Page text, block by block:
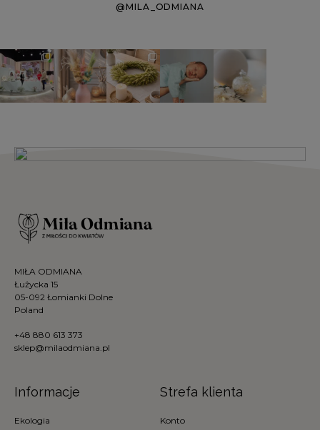
@MILA_ODMIANA
MIŁA ODMIANA
Łużycka 15
05-092 Łomianki Dolne
Poland
+48 880 613 373
sklep@milaodmiana.pl
Informacje
Ekologia
Strefa klienta
Konto